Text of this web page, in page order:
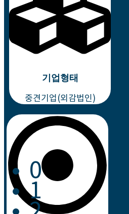
기업형태
중견기업(외감법인)
0
1